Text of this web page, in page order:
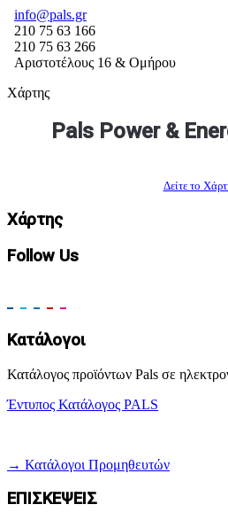
info@pals.gr
210 75 63 166
210 75 63 266
Αριστοτέλους 16 & Ομήρου
Χάρτης
Pals Power &
Δείτε το
Χάρτης
Follow Us
Κατάλογοι
Κατάλογος προϊόντων Pals σε
Έντυπος Κατάλογος PALS
→ Κατάλογοι Προμηθευτών
ΕΠΙΣΚΕΨΕΙΣ